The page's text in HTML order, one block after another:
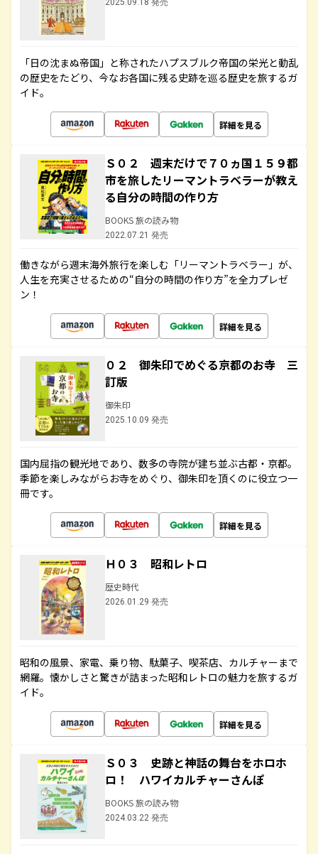
2025.09.18 発売
「日の沈まぬ帝国」と称されたハプスブルク帝国の栄光と動乱
の歴史をたどり、今なお各国に残る史跡を巡る歴史を旅するガ
イド。
詳細を見る
Ｓ０２ 週末だけで７０ヵ国１５９都
市を旅したリーマントラベラーが教え
る自分の時間の作り方
BOOKS 旅の読み物
2022.07.21 発売
働きながら週末海外旅行を楽しむ「リーマントラベラー」が、
人生を充実させるための“自分の時間の作り方”を全力プレゼ
ン！
詳細を見る
０２ 御朱印でめぐる京都のお寺 三
訂版
御朱印
2025.10.09 発売
国内屈指の観光地であり、数多の寺院が建ち並ぶ古都・京都。
季節を楽しみながらお寺をめぐり、御朱印を頂くのに役立つ一
冊です。
詳細を見る
Ｈ０３ 昭和レトロ
歴史時代
2026.01.29 発売
昭和の風景、家電、乗り物、駄菓子、喫茶店、カルチャーまで
網羅。懐かしさと驚きが詰まった昭和レトロの魅力を旅するガ
イド。
詳細を見る
Ｓ０３ 史跡と神話の舞台をホロホ
ロ！ ハワイカルチャーさんぽ
BOOKS 旅の読み物
2024.03.22 発売